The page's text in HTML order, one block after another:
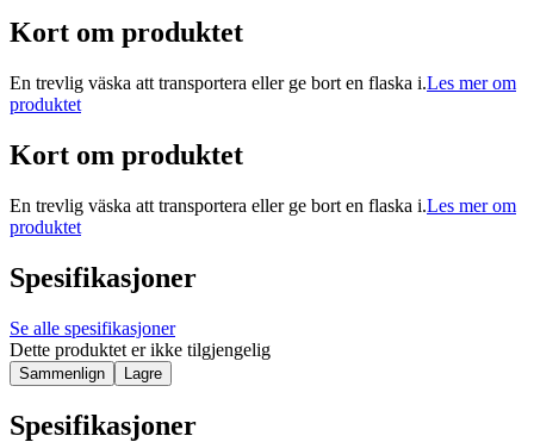
Kort om produktet
En trevlig väska att transportera eller ge bort en flaska i.Les mer om
produktet
Kort om produktet
En trevlig väska att transportera eller ge bort en flaska i.Les mer om
produktet
Spesifikasjoner
Se alle spesifikasjoner
Dette produktet er ikke tilgjengelig
Sammenlign Lagre
Spesifikasjoner